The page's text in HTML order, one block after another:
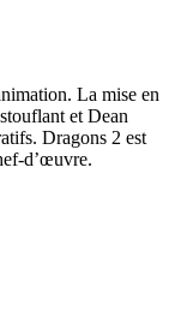
La mise en
et Dean
Dragons 2 est
d’œuvre.